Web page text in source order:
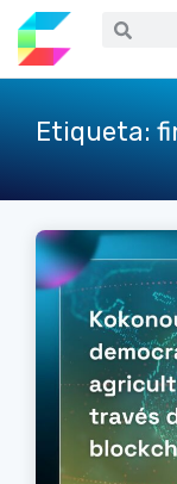
contenido
Buscar
Etiqueta: